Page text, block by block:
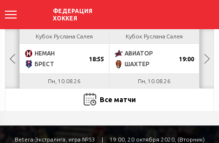
ОТ
Кубок Руслана Салея
НЕМАН
БРЕСТ
18:55
Пн, 10.08.26
Кубок Руслана Салея
АВИАТОР
ШАХТЕР
19:00
Пн, 10.08.26
Все матчи
Betera-Экстралига, игра №53 |
19:00, 20 октября 2020, (Вторник)